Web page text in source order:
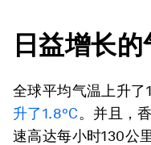
日益增长
全球平均气温上升了
升了1.8°C。并且，
速高达每小时130公里